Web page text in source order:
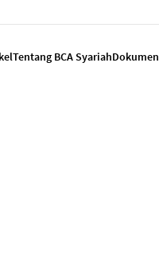
Tentang BCA SyariahDokumen